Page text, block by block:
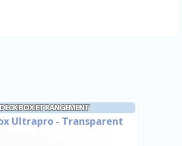
DECK BOX ET RANGEMENT
Ultrapro - Transparent